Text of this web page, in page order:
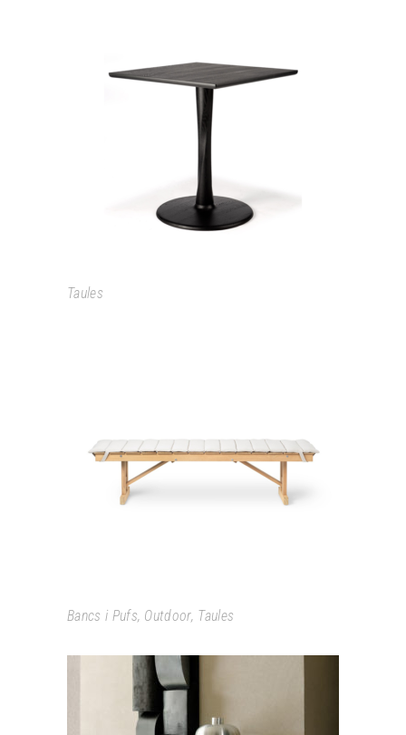
TORSION
Taules
BM1771 – BM1871
Bancs i Pufs, Outdoor, Taules